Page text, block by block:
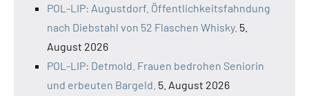
POL-LIP: Augustdorf. Öffentlichkeitsfahndung
nach Diebstahl von 52 Flaschen Whisky. 5.
August 2026
POL-LIP: Detmold. Frauen bedrohen Seniorin
und erbeuten Bargeld. 5. August 2026